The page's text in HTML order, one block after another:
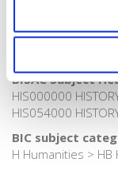
Publisher
BISAC Subject
HIS000000
HIS054000
BIC subject
H Humanities > HB